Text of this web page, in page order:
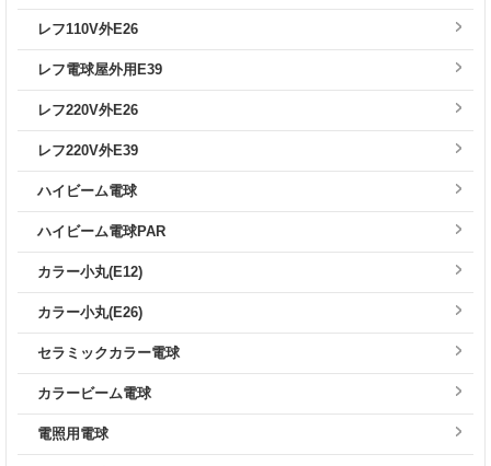
レフ110V外E26
レフ電球屋外用E39
レフ220V外E26
レフ220V外E39
ハイビーム電球
ハイビーム電球PAR
カラー小丸(E12)
カラー小丸(E26)
セラミックカラー電球
カラービーム電球
電照用電球